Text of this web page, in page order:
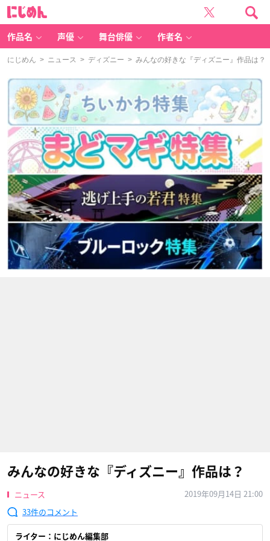
作品名 声優 舞台俳優 作者名
にじめん > ニュース > ディズニー > みんなの好きな『ディズニー』作品は？
みんなの好きな『ディズニー』作品は？
ニュース
2019年09月14日 21:00
33
ライター：にじめん編集部